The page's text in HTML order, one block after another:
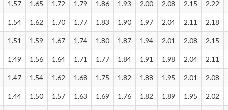
1.57 1.65 1.72 1.79 1.86 1.93 2.00 2.08 2.15 2.22
1.54 1.62 1.70 1.77 1.83 1.90 1.97 2.04 2.11 2.18
1.51 1.59 1.67 1.74 1.80 1.87 1.94 2.01 2.08 2.15
1.49 1.56 1.64 1.71 1.77 1.84 1.91 1.98 2.04 2.11
1.47 1.54 1.62 1.68 1.75 1.82 1.88 1.95 2.01 2.08
1.44 1.50 1.57 1.63 1.69 1.76 1.82 1.89 1.95 2.02